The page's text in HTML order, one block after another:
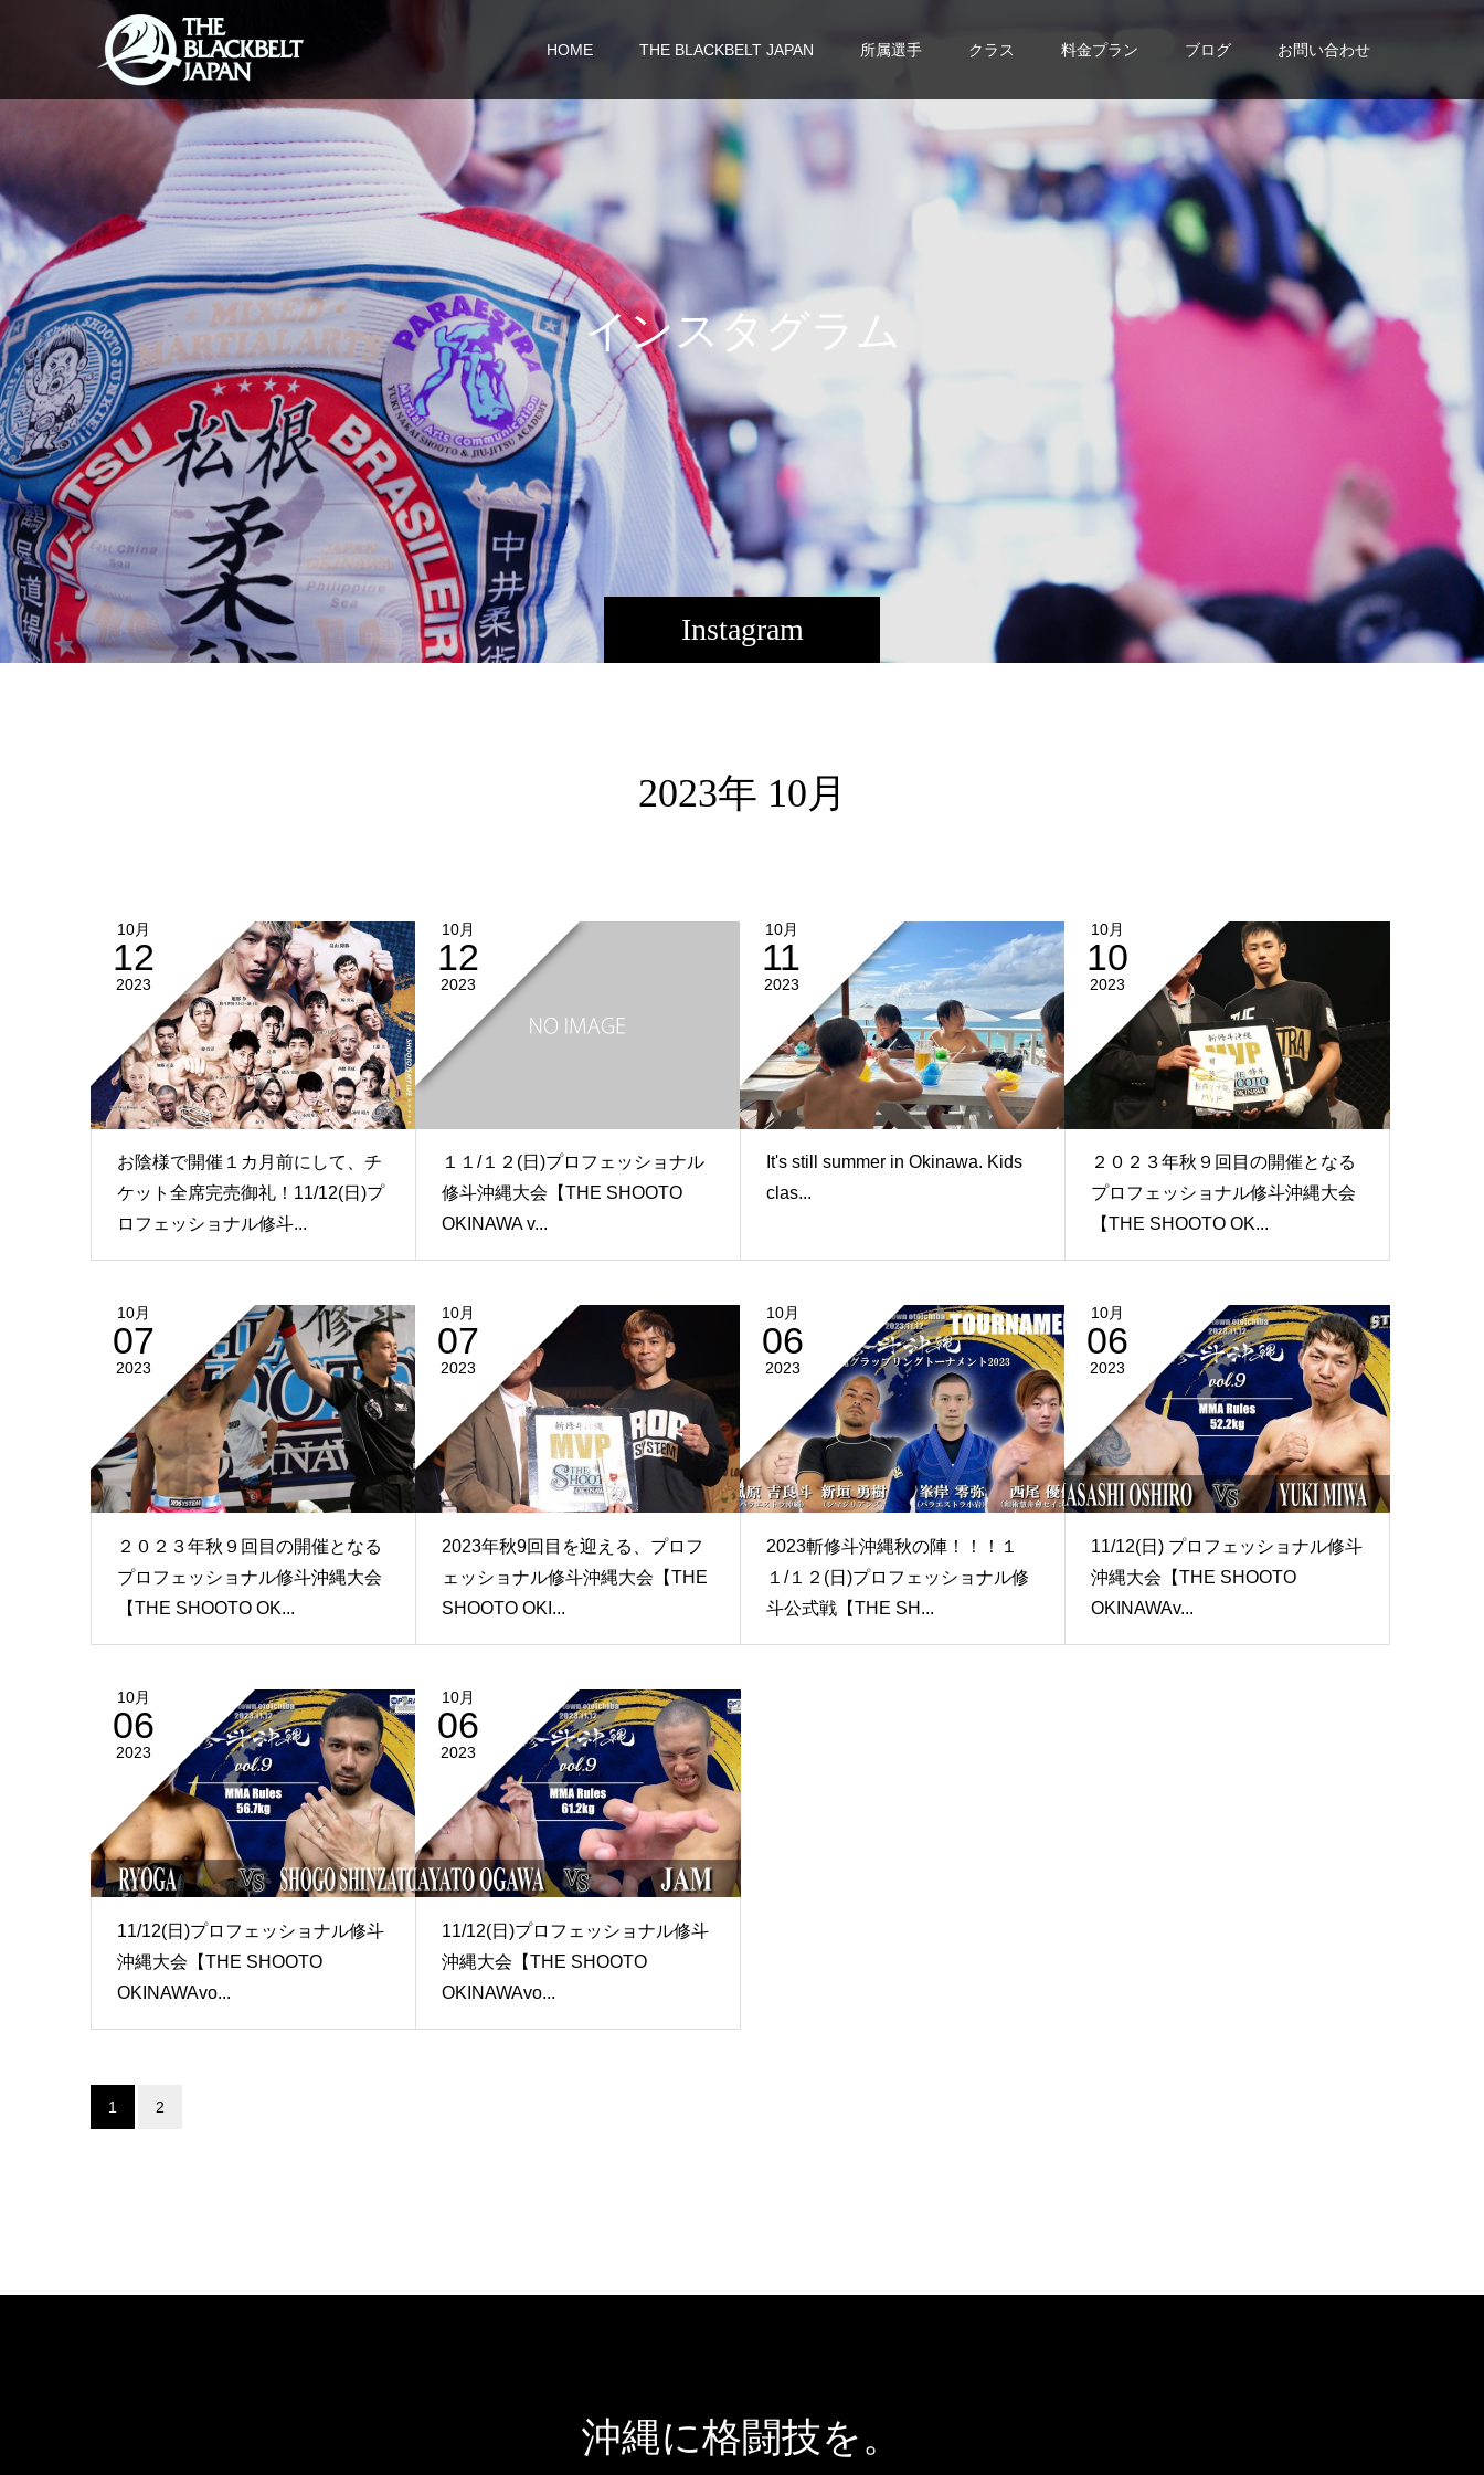
HOME THE BLACKBELT JAPAN 所属選手 クラス 料金プラン ブログ お問い合わせ
Instagram
インスタ グラ ム
2023年 10月
10月
12
2023
お陰様で開催１カ月前にして、チ
ケット全席完売御礼！11/12(日)プ
ロフェッショナル修斗...
10月
12
2023
１１/１２(日)プロフェッショナル
修斗沖縄大会【THE SHOOTO
OKINAWA v...
10月
11
2023
It's still summer in Okinawa. Kids
clas...
10月
10
2023
２０２３年秋９回目の開催となる
プロフェッショナル修斗沖縄大会
【THE SHOOTO OK...
10月
07
2023
２０２３年秋９回目の開催となる
プロフェッショナル修斗沖縄大会
【THE SHOOTO OK...
10月
07
2023
2023年秋9回目を迎える、プロフ
ェッショナル修斗沖縄大会【THE
SHOOTO OKI...
10月
06
2023
2023斬修斗沖縄秋の陣！！！１
１/１２(日)プロフェッショナル修
斗公式戦【THE SH...
10月
06
2023
11/12(日) プロフェッショナル修斗
沖縄大会【THE SHOOTO
OKINAWAv...
10月
06
2023
11/12(日)プロフェッショナル修斗
沖縄大会【THE SHOOTO
OKINAWAvo...
10月
06
2023
11/12(日)プロフェッショナル修斗
沖縄大会【THE SHOOTO
OKINAWAvo...
1 2
沖縄に格闘技を。